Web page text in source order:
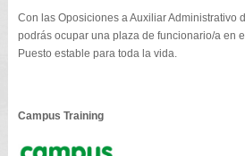
Con las Oposiciones a Auxiliar Administrativo
podrás ocupar una plaza de funcionario/a en
Puesto estable para toda la vida.
Campus Training